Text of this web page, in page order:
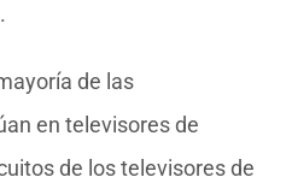
de las
en televisores de
de los televisores de